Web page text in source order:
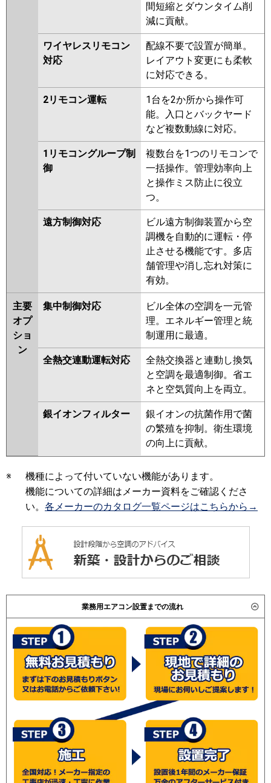
間短縮とダウンタイム削
減に貢献。
ワイヤレスリモコン
対応
配線不要で設置が簡単。
レイアウト変更にも柔軟
に対応できる。
2リモコン運転
1台を2か所から操作可
能。入口とバックヤード
など複数動線に対応。
1リモコングループ制
御
複数台を1つのリモコンで
一括操作。管理効率向上
と操作ミス防止に役立
つ。
遠方制御対応
ビル遠方制御装置から空
調機を自動的に運転・停
止させる機能です。多店
舗管理や消し忘れ対策に
有効。
主要
オプ
ショ
ン
集中制御対応
ビル全体の空調を一元管
理。エネルギー管理と統
制運用に最適。
全熱交連動運転対応
全熱交換器と連動し換気
と空調を最適制御。省エ
ネと空気質向上を両立。
銀イオンフィルター
銀イオンの抗菌作用で菌
の繁殖を抑制。衛生環境
の向上に貢献。
※
機種によって付いていない機能があります。
機能についての詳細はメーカー資料をご確認くださ
い。 各メーカーのカタログ一覧ページはこちらから→
業務用エアコン設置までの流れ